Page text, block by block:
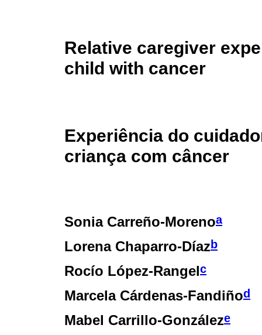
Relative caregiver
child with cancer
Experiência do
criança com câncer
Sonia Carreño-Morenoa
Lorena Chaparro-Díazb
Rocío López-Rangelc
Marcela Cárdenas-Fandiñod
Mabel Carrillo-Gonzáleze